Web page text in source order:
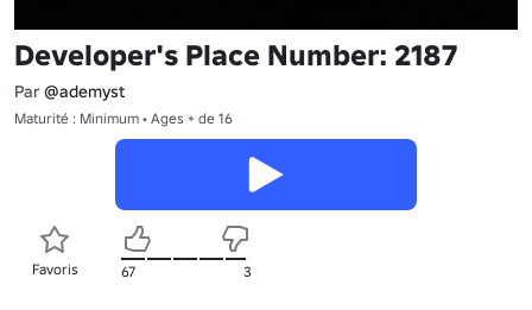
Developer's Place Number: 2187
Par @ademyst
Maturité : Minimum • Ages + de 16
Favoris 67 3